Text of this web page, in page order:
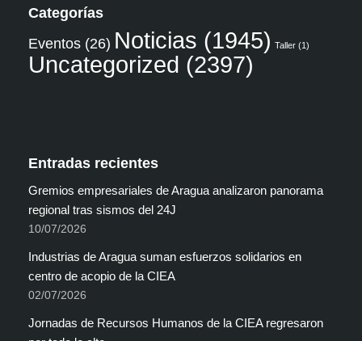
Categorías
Eventos (26) Noticias (1945) Taller (1)
Uncategorized (2397)
Entradas recientes
Gremios empresariales de Aragua analizaron panorama
regional tras sismos del 24J
10/07/2026
Industrias de Aragua suman esfuerzos solidarios en
centro de acopio de la CIEA
02/07/2026
Jornadas de Recursos Humanos de la CIEA regresaron